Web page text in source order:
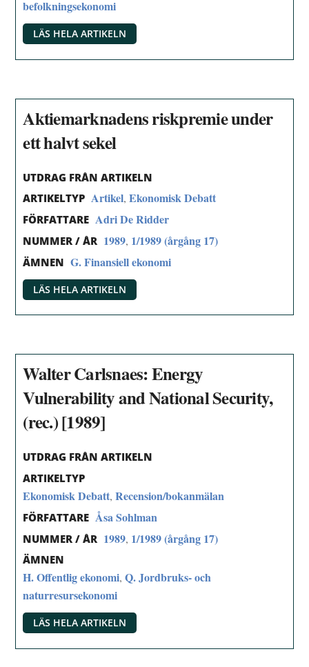
befolkningsekonomi
LÄS HELA ARTIKELN
Aktiemarknadens riskpremie under
ett halvt sekel
UTDRAG FRÅN ARTIKELN
ARTIKELTYP Artikel,Ekonomisk Debatt
FÖRFATTARE Adri De Ridder
NUMMER / ÅR 1989, 1/1989 (årgång 17)
ÄMNEN G. Finansiell ekonomi
LÄS HELA ARTIKELN
Walter Carlsnaes: Energy
Vulnerability and National Security,
(rec.) [1989]
UTDRAG FRÅN ARTIKELN
ARTIKELTYP
Ekonomisk Debatt,Recension/bokanmälan
FÖRFATTARE Åsa Sohlman
NUMMER / ÅR 1989, 1/1989 (årgång 17)
ÄMNEN
H. Offentlig ekonomi,Q. Jordbruks- och
naturresursekonomi
LÄS HELA ARTIKELN